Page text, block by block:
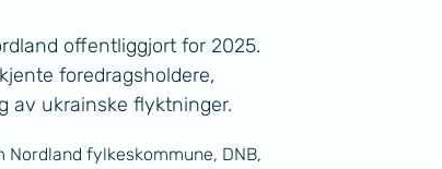
offentliggjort for 2025.
foredragsholdere,
av ukrainske flyktninger.
fylkeskommune, DNB,